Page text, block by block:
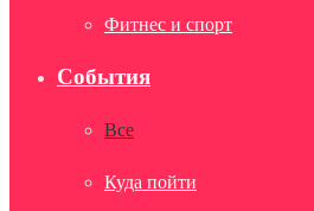
Фитнес и спорт
События
Все
Куда пойти